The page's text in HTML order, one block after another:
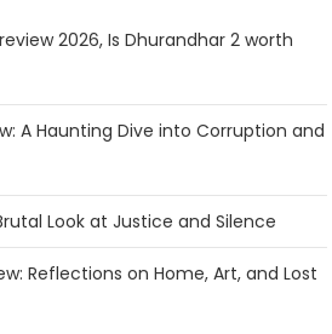
2026, Is Dhurandhar 2 worth
A Haunting Dive into Corruption and
Look at Justice and Silence
Reflections on Home, Art, and Lost